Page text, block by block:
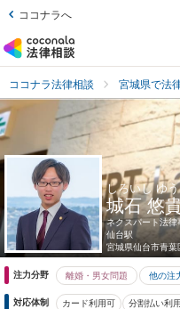
ココナラへ
ココナラ法律相談 宮城県で法
しろいし ゆ
城石 悠
ネクスパート法律
仙台駅
宮城県仙台市青
注力分野 離婚・男女問題 他の注
対応体制 カード利用可 分割払い利